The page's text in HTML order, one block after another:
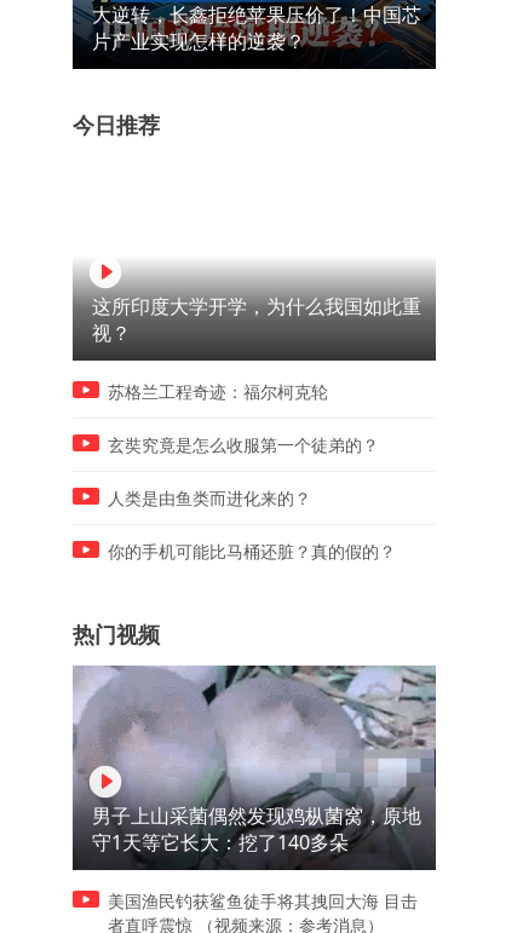
01:34
日本广岛废墟旁响起抗议声：
勿忘历史 拒绝拥核
2026粤澳名优商品展在澳门
幕
大逆转，长鑫拒绝苹果压价了！中国芯
片产业实现怎样的逆袭？
今日推荐
这所印度大学开学，为什么我国如此重
视？
苏格兰工程奇迹：福尔柯克轮
玄奘究竟是怎么收服第一个徒弟的？
人类是由鱼类而进化来的？
你的手机可能比马桶还脏？真的假的？
热门视频
男子上山采菌偶然发现鸡枞菌窝，原地
守1天等它长大：挖了140多朵
美国渔民钓获鲨鱼徒手将其拽回大海 目击
者直呼震惊 （视频来源：参考消息）